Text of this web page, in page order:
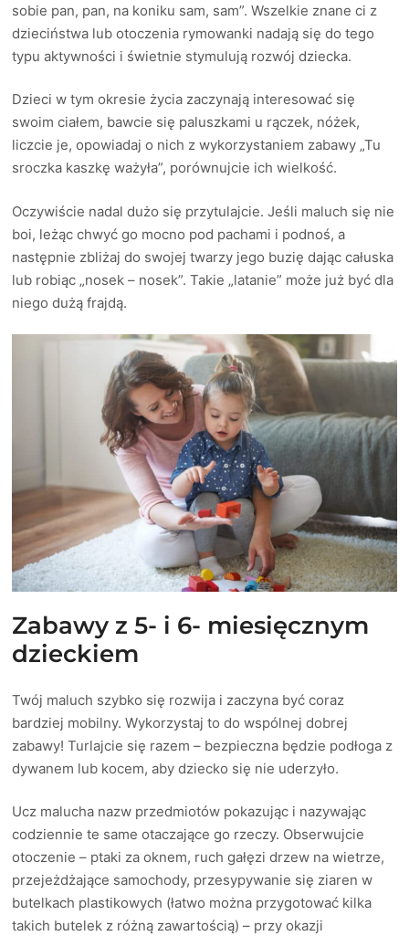
sobie pan, pan, na koniku sam, sam”. Wszelkie znane ci z
dzieciństwa lub otoczenia rymowanki nadają się do tego
typu aktywności i świetnie stymulują rozwój dziecka.
Dzieci w tym okresie życia zaczynają interesować się
swoim ciałem, bawcie się paluszkami u rączek, nóżek,
liczcie je, opowiadaj o nich z wykorzystaniem zabawy „Tu
sroczka kaszkę ważyła”, porównujcie ich wielkość.
Oczywiście nadal dużo się przytulajcie. Jeśli maluch się nie
boi, leżąc chwyć go mocno pod pachami i podnoś, a
następnie zbliżaj do swojej twarzy jego buzię dając całuska
lub robiąc „nosek – nosek”. Takie „latanie” może już być dla
niego dużą frajdą.
Zabawy z 5- i 6- miesięcznym
dzieckiem
Twój maluch szybko się rozwija i zaczyna być coraz
bardziej mobilny. Wykorzystaj to do wspólnej dobrej
zabawy! Turlajcie się razem – bezpieczna będzie podłoga z
dywanem lub kocem, aby dziecko się nie uderzyło.
Ucz malucha nazw przedmiotów pokazując i nazywając
codziennie te same otaczające go rzeczy. Obserwujcie
otoczenie – ptaki za oknem, ruch gałęzi drzew na wietrze,
przejeżdżające samochody, przesypywanie się ziaren w
butelkach plastikowych (łatwo można przygotować kilka
takich butelek z różną zawartością) – przy okazji